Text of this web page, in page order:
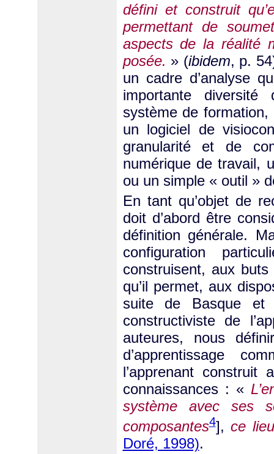
défini et construit
permettant de
aspects de la réalité
posée. » (ibidem, p.
un cadre d’analyse
importante diversité
système de
un logiciel de
granularité et de
numérique de travail,
ou un simple « outil »
En tant qu’objet de
doit d’abord être
définition générale.
configuration
construisent, aux
qu’il permet, aux
suite de Basque et
constructiviste de
auteures, nous
d’apprentissage
l’apprenant construit
connaissances : «
système avec ses
composantes4],ce
Doré, 1998).